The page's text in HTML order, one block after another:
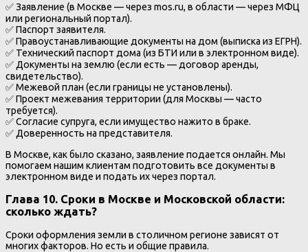
✅ Заявление (в Москве — через mos.ru, в области — через МФЦ
или региональный портал).
✅ Паспорт заявителя.
✅ Правоустанавливающие документы на дом (выписка из ЕГРН).
✅ Технический паспорт дома (из БТИ или в электронном виде).
✅ Документы на землю (если есть — договор аренды,
свидетельство).
✅ Межевой план (если границы не установлены).
✅ Проект межевания территории (для Москвы — часто
требуется).
✅ Согласие супруга, если имущество нажито в браке.
✅ Доверенность на представителя.
В Москве, как было сказано, заявление подается онлайн. Мы
помогаем нашим клиентам подготовить все документы в
электронном виде и подать их через портал.
Глава 10. Сроки в Москве и Московской области:
сколько ждать?
Сроки оформления земли в столичном регионе зависят от
многих факторов. Но есть и общие правила.